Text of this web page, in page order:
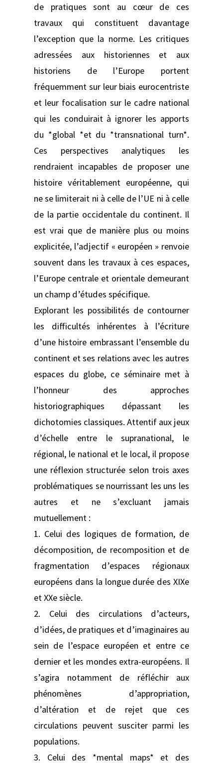
de pratiques sont au cœur de ces
travaux qui constituent davantage
l’exception que la norme. Les critiques
adressées aux historiennes et aux
historiens de l’Europe portent
fréquemment sur leur biais eurocentriste
et leur focalisation sur le cadre national
qui les conduirait à ignorer les apports
du *global *et du *transnational turn*.
Ces perspectives analytiques les
rendraient incapables de proposer une
histoire véritablement européenne, qui
ne se limiterait ni à celle de l’UE ni à celle
de la partie occidentale du continent. Il
est vrai que de manière plus ou moins
explicitée, l’adjectif « européen » renvoie
souvent dans les travaux à ces espaces,
l’Europe centrale et orientale demeurant
un champ d’études spécifique.
Explorant les possibilités de contourner
les difficultés inhérentes à l’écriture
d’une histoire embrassant l’ensemble du
continent et ses relations avec les autres
espaces du globe, ce séminaire met à
l’honneur des approches
historiographiques dépassant les
dichotomies classiques. Attentif aux jeux
d’échelle entre le supranational, le
régional, le national et le local, il propose
une réflexion structurée selon trois axes
problématiques se nourrissant les uns les
autres et ne s’excluant jamais
mutuellement :
1. Celui des logiques de formation, de
décomposition, de recomposition et de
fragmentation d’espaces régionaux
européens dans la longue durée des XIXe
et XXe siècle.
2. Celui des circulations d’acteurs,
d’idées, de pratiques et d’imaginaires au
sein de l’espace européen et entre ce
dernier et les mondes extra-européens. Il
s’agira notamment de réfléchir aux
phénomènes d’appropriation,
d’altération et de rejet que ces
circulations peuvent susciter parmi les
populations.
3. Celui des *mental maps* et des